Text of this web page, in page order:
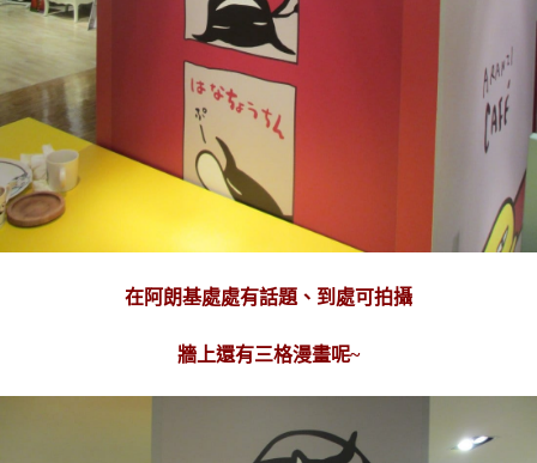
在阿朗基處處有話題、到處可拍攝
牆上還有三格漫畫呢~